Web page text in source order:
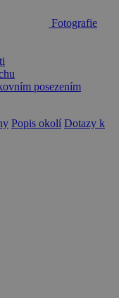
Fotografie
Popis okolí Dotazy k